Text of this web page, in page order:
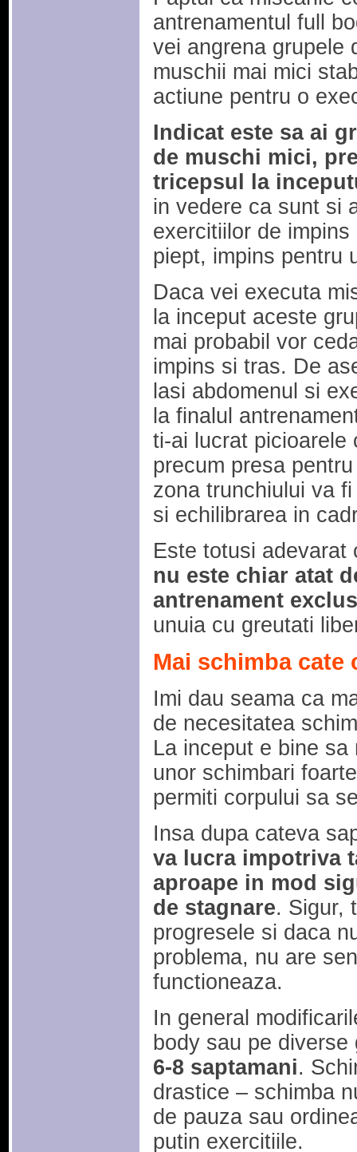
antrenamentul full
vei angrena grupele
muschii mai mici
actiune pentru o
Indicat este sa ai
de muschi mici,
tricepsul la
in vedere ca sunt si
exercitiilor de
piept, impins pentru
Daca vei executa
la inceput aceste
mai probabil vor
impins si tras. De
lasi abdomenul si
la finalul
ti-ai lucrat picioarele
precum presa
zona trunchiului va
si echilibrarea in
Este totusi adevarat
nu este chiar atat
antrenament
unuia cu greutati
Mai schimba cate
Imi dau seama ca
de necesitatea
La inceput e bine
unor schimbari
permiti corpului sa
Insa dupa cateva
va lucra impotriva
aproape in mod
de stagnare. Sigur,
progresele si daca
problema, nu are
functioneaza.
In general
body sau pe
6-8 saptamani.
drastice – schimba
de pauza sau
putin exercitiile.